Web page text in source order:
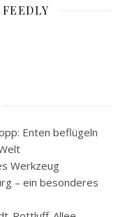
Enten beflügeln
Werkzeug
– ein besonderes